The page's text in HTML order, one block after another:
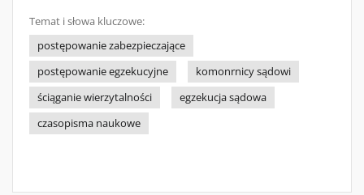
Temat i słowa kluczowe:
postępowanie zabezpieczające
postępowanie egzekucyjne
komonrnicy sądowi
ściąganie wierzytalności
egzekucja sądowa
czasopisma naukowe